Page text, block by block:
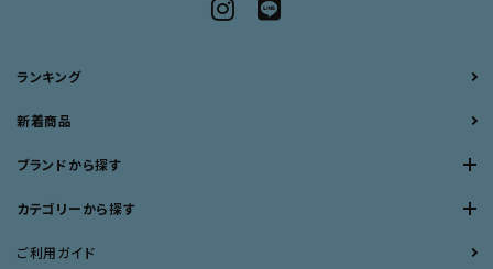
ランキング
新着商品
ブランドから探す
カテゴリーから探す
ご利用ガイド